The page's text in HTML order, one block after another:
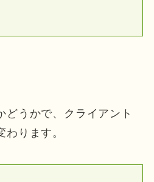
どうかで、クライアント
ります。